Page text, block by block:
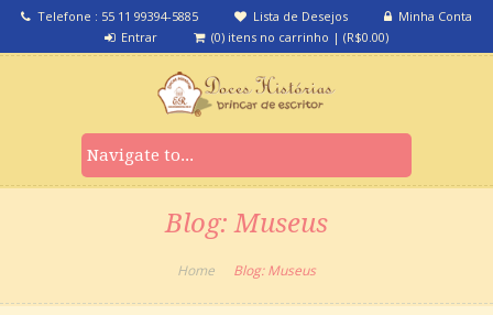
Telefone : 55 11 99394-5885 Lista de Desejos
Minha Conta
Entrar
(0) itens no carrinho | (R$0.00)
Blog: Museus
Home Blog: Museus